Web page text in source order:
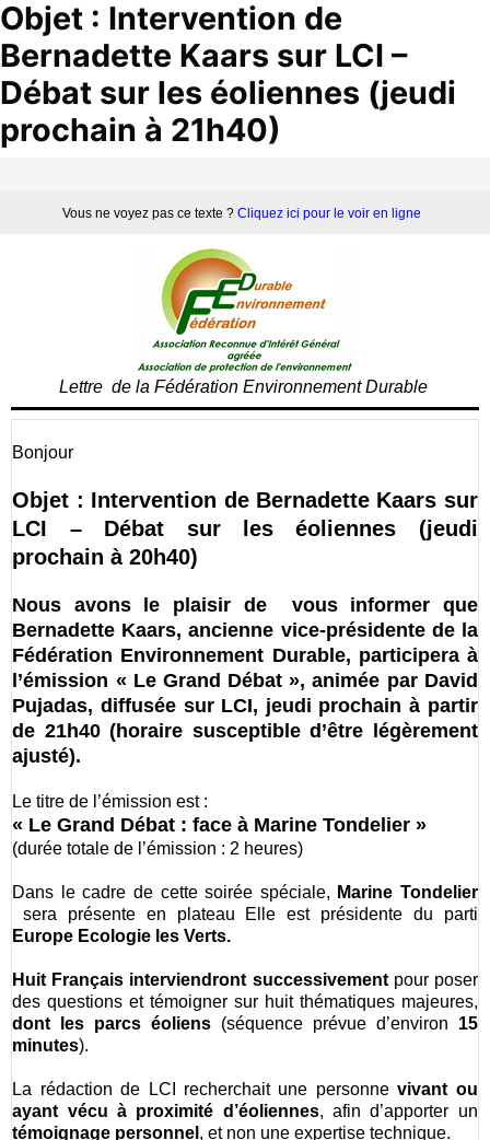
Objet : Intervention de
Bernadette Kaars sur LCI –
Débat sur les éoliennes (jeudi
prochain à 21h40)